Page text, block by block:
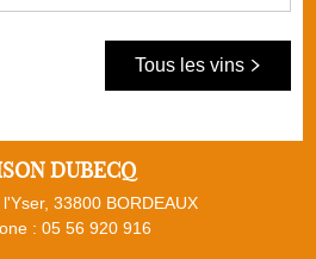
Tous les vins
DUBECQ
33800 BORDEAUX
: 05 56 920 916